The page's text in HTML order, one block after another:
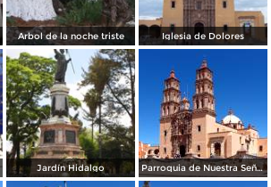
Arbol de la noche triste Iglesia de Dolores
Jardín Hidalgo Parroquia de Nuestra Señora de los Dolores